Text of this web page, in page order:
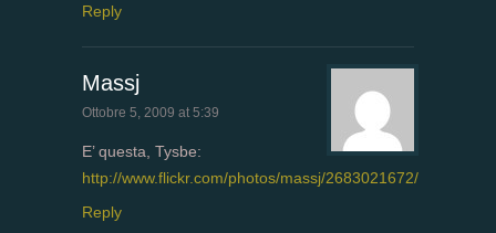
Reply
Massj
Ottobre 5, 2009 at 5:39
E’ questa, Tysbe:
http://www.flickr.com/photos/massj/2683021672/
Reply